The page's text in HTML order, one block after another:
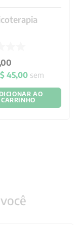
00
45,00 sem
AO
CARRINHO